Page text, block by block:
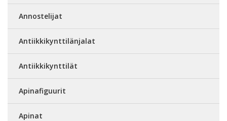
Annostelijat
Antiikkikynttilänjalat
Antiikkikynttilät
Apinafiguurit
Apinat